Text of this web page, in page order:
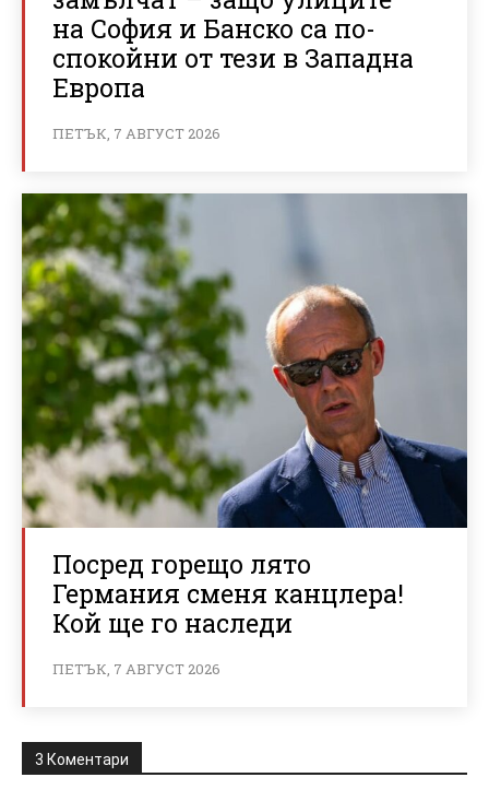
на София и Банско са по-
спокойни от тези в Западна
Европа
ПЕТЪК, 7 АВГУСТ 2026
Посред горещо лято
Германия сменя канцлера!
Кой ще го наследи
ПЕТЪК, 7 АВГУСТ 2026
3 Коментари